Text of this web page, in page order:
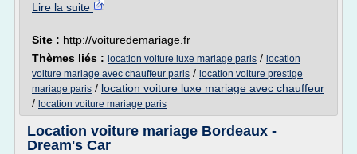
Lire la suite
Site : http://voituredemariage.fr
Thèmes liés : location voiture luxe mariage paris / location
voiture mariage avec chauffeur paris / location voiture prestige
mariage paris / location voiture luxe mariage avec chauffeur
/ location voiture mariage paris
Location voiture mariage Bordeaux -
Dream's Car